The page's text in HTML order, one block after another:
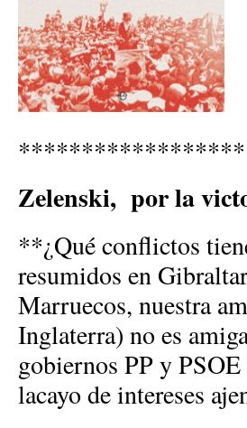
Zelenski, por la
**¿Qué conflictos
resumidos en
Marruecos, nuestra
Inglaterra) no es
gobiernos PP y
lacayo de intereses